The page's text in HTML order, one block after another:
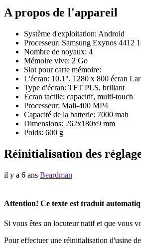
A propos de l'appareil
Système d'exploitation: Android
Processeur: Samsung Exynos 4412
Nombre de noyaux: 4
Mémoire vive: 2 Go
Slot pour carte mémoire:
L'écran: 10.1", 1280 x 800 écran
Type d'écran: TFT PLS, brillant
Écran tactile: capacitif, multi-touch
Processeur: Mali-400 MP4
Capacité de la batterie: 7000 mah
Dimensions: 262x180x9 mm
Poids: 600 g
Réinitialisation des
il y a 6 ans Beardman
Attention! Ce texte est traduit
Si vous êtes un locuteur natif et que vous
Pour effectuer une réinitialisation d'usine